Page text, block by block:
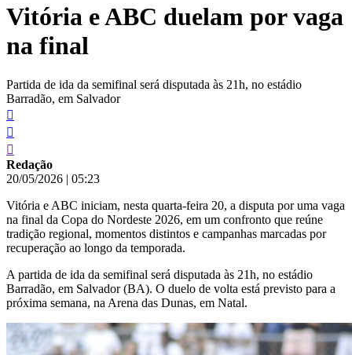
conteúdo
Vitória e ABC duelam por vaga
na final
Partida de ida da semifinal será disputada às 21h, no estádio
Barradão, em Salvador
Redação
20/05/2026 | 05:23
Vitória e ABC iniciam, nesta quarta-feira 20, a disputa por uma vaga
na final da Copa do Nordeste 2026, em um confronto que reúne
tradição regional, momentos distintos e campanhas marcadas por
recuperação ao longo da temporada.
A partida de ida da semifinal será disputada às 21h, no estádio
Barradão, em Salvador (BA). O duelo de volta está previsto para a
próxima semana, na Arena das Dunas, em Natal.